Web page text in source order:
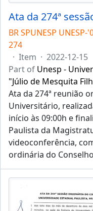
BR SPUNESP UNESP-
274
· Item · 2022-12-15
Part of Unesp -
"Júlio de Mesquita
Ata da 274ª reunião
Universitário,
início às 09:00h e
Paulista da
videoconferência,
ordinária do Conselho